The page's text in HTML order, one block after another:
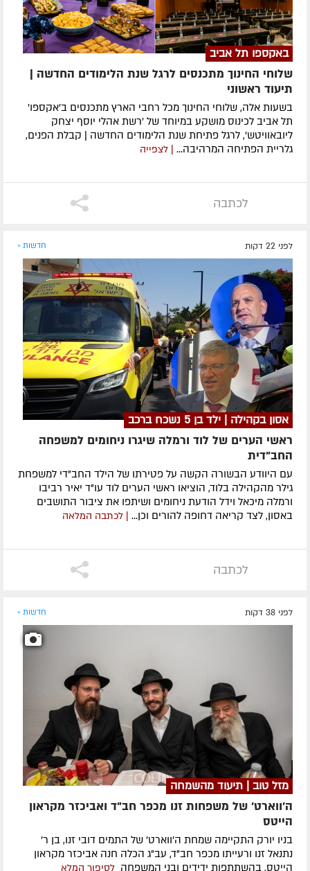
באקספו תל אביב
שלוחי החינוך מתכנסים לרגל שנת הלימודים החדשה |
תיעוד ראשוני
בשעות אלה, שלוחי החינוך מכל רחבי הארץ מתכנסים ב'אקספו'
תל אביב לכינוס מושקע במיוחד של 'רשת אהלי יוסף יצחק
ליובאוויטש', לרגל פתיחת שנת הלימודים החדשה | קבלת הפנים,
גלריית הפתיחה המרהיבה... | לצפייה
לכתבה
לפני 22 דקות חדשות »
אסון בקהילה | ילד בן 5 נשכח ברכב
ראשי הערים של לוד ורמלה שיגרו ניחומים למשפחה
החב"דית
עם היוודע הבשורה הקשה על פטירתו של הילד החב"די למשפחת
גילר מהקהילה בלוד, הוציאו ראשי הערים לוד עו"ד יאיר רביבו
ורמלה מיכאל וידל הודעת ניחומים ושיתפו את ציבור התושבים
באסון, לצד קריאה דחופה להורים וכן... | לכתבה המלאה
לכתבה
לפני 38 דקות חדשות »
מזל טוב | תיעוד מהשמחה
ה'ווארט' של משפחות זנו מכפר חב"ד ואביכזר מקראון
הייטס
בניו יורק התקיימה שמחת ה'ווארט' של התמים דובי זנו, בן ר'
נתנאל זנו ורעייתו מכפר חב"ד, עב"ג הכלה חנה אביכזר מקראון
הייטס, בהשתתפות ידידים ובני המשפחה לסיפור המלא